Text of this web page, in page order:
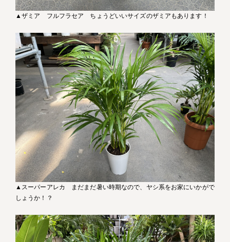
▲ザミア フルフラセア ちょうどいいサイズのザミアもあります！
▲スーパーアレカ まだまだ暑い時期なので、ヤシ系をお家にいかがで
しょうか！？